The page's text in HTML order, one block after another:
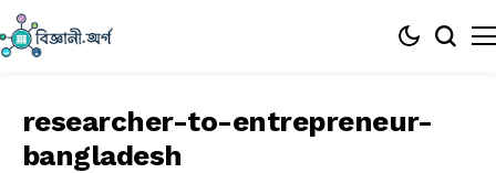
researcher-to-entrepreneur-
bangladesh